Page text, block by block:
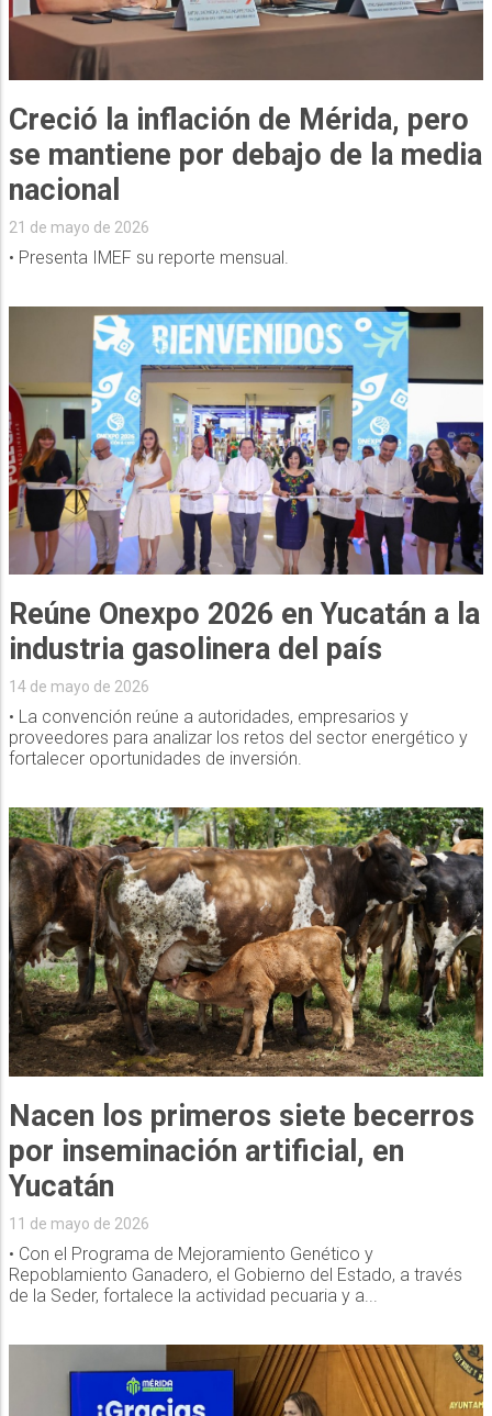
Creció la inflación de Mérida, pero
se mantiene por debajo de la media
nacional
21 de mayo de 2026
• Presenta IMEF su reporte mensual.
Reúne Onexpo 2026 en Yucatán a la
industria gasolinera del país
14 de mayo de 2026
• La convención reúne a autoridades, empresarios y
proveedores para analizar los retos del sector energético y
fortalecer oportunidades de inversión.
Nacen los primeros siete becerros
por inseminación artificial, en
Yucatán
11 de mayo de 2026
• Con el Programa de Mejoramiento Genético y
Repoblamiento Ganadero, el Gobierno del Estado, a través
de la Seder, fortalece la actividad pecuaria y a...